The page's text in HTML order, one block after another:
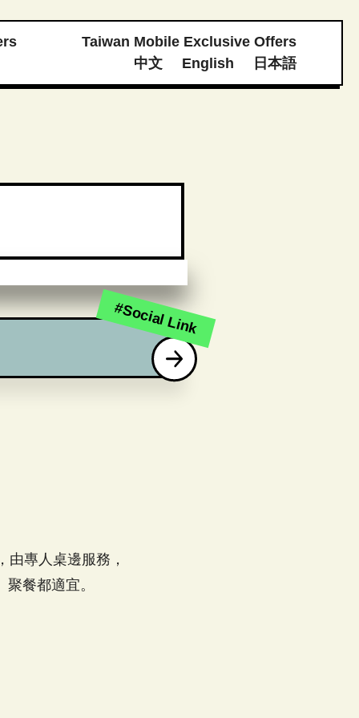
Taiwan Mobile Exclusive Offers
中文
English 日本語
#Social Link
專人桌邊服務，
餐都適宜。